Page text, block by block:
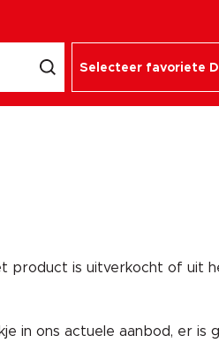
Selecteer favoriete
product is uitverkocht of uit
in ons actuele aanbod, er is